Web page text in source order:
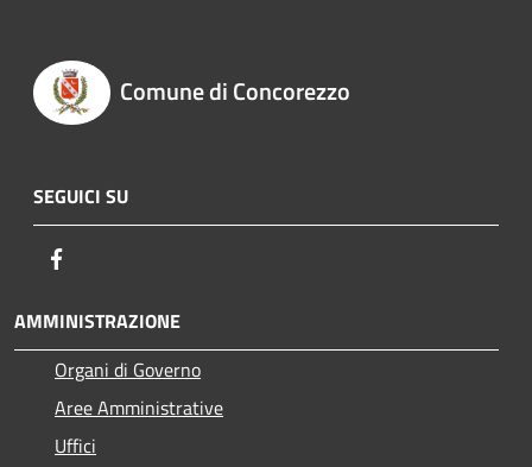
Comune di Concorezzo
SEGUICI SU
AMMINISTRAZIONE
Organi di Governo
Aree Amministrative
Uffici